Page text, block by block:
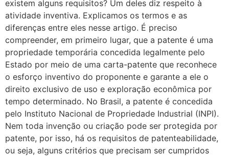
existem alguns requisitos? Um deles diz respeito à
atividade inventiva. Explicamos os termos e as
diferenças entre eles nesse artigo. É preciso
compreender, em primeiro lugar, que a patente é uma
propriedade temporária concedida legalmente pelo
Estado por meio de uma carta-patente que reconhece
o esforço inventivo do proponente e garante a ele o
direito exclusivo de uso e exploração econômica por
tempo determinado. No Brasil, a patente é concedida
pelo Instituto Nacional de Propriedade Industrial (INPI).
Nem toda invenção ou criação pode ser protegida por
patente, por isso, há os requisitos de patenteabilidade,
ou seja, alguns critérios que precisam ser cumpridos